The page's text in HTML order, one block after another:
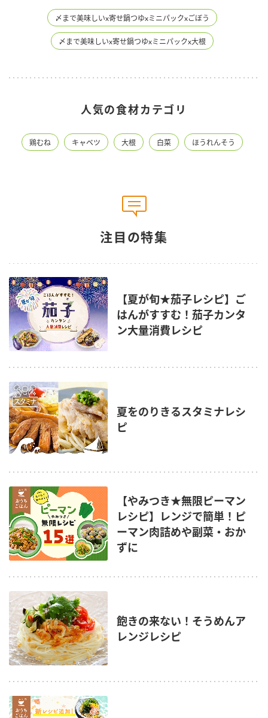
〆まで美味しいx寄せ鍋つゆxミニパックxごぼう
〆まで美味しいx寄せ鍋つゆxミニパックx大根
人気の食材カテゴリ
鶏むね キャベツ 大根 白菜 ほうれんそう
注目の特集
【夏が旬★茄子レシピ】ご
はんがすすむ！茄子カンタ
ン大量消費レシピ
夏をのりきるスタミナレシ
ピ
【やみつき★無限ピーマン
レシピ】レンジで簡単！ピ
ーマン肉詰めや副菜・おか
ずに
飽きの来ない！そうめんア
レンジレシピ